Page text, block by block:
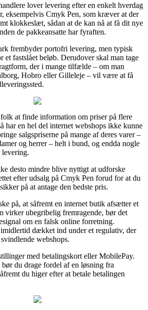
lover levering efter en enkelt hverdag
eksempelvis Cmyk Pen, som kræver at der
klokkeslæt, sådan at de kan nå at få dit nye
de pakkeansatte har fyraften.
frembyder portofri levering, men typisk
et fastslået beløb. Derudover skal man tage
der i mange tilfælde – om man
Hobro eller Gilleleje – vil være at få
at finde information om priser på flere
har en hel del internet webshops ikke kunne
salgspriserne på mange af deres varer –
og herrer – helt i bund, og endda nogle
levering.
desto mindre blive nyttigt at udforske
efter udsalg på Cmyk Pen forud for at du
på at antage den bedste pris.
på, at såfremt en internet butik afsætter et
virker ubegribelig fremragende, bør det
om en falsk online forretning.
dækket ind under et regulativ, der
webshops.
med betalingskort eller MobilePay.
du drage fordel af en løsning fra
du higer efter at betale betalingen